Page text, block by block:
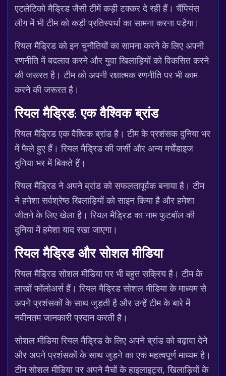
एटलेटिको मैड्रिड जैसी टीमें कड़ी टक्कर दे रही हैं। चैंपियंस
लीग में भी टीम को कड़ी प्रतिस्पर्धा का सामना करना पड़ेगा।
रियल मैड्रिड को इन चुनौतियों का सामना करने के लिए अपनी
रणनीति में बदलाव करने और युवा खिलाड़ियों को विकसित करने
की जरूरत है। टीम को अपनी रक्षात्मक रणनीति पर भी काम
करने की जरूरत है।
रियल मैड्रिड: एक वैश्विक ब्रांड
रियल मैड्रिड एक वैश्विक ब्रांड है। टीम के प्रशंसक दुनिया भर
में फैले हुए हैं। रियल मैड्रिड की जर्सी और अन्य मर्चेंडाइज
दुनिया भर में बिकते हैं।
रियल मैड्रिड ने अपने ब्रांड को सफलतापूर्वक बनाया है। टीम
ने हमेशा सर्वश्रेष्ठ खिलाड़ियों को साइन किया है और हमेशा
जीतने के लिए खेला है। रियल मैड्रिड का नाम फुटबॉल की
दुनिया में हमेशा याद रखा जाएगा।
रियल मैड्रिड और सोशल मीडिया
रियल मैड्रिड सोशल मीडिया पर भी बहुत सक्रिय है। टीम के
लाखों फॉलोअर्स हैं। रियल मैड्रिड सोशल मीडिया के माध्यम से
अपने प्रशंसकों के साथ जुड़ती है और उन्हें टीम के बारे में
नवीनतम जानकारी प्रदान करती है।
सोशल मीडिया रियल मैड्रिड के लिए अपने ब्रांड को बढ़ावा देने
और अपने प्रशंसकों के साथ जुड़ने का एक महत्वपूर्ण माध्यम है।
टीम सोशल मीडिया पर अपने मैचों के हाइलाइट्स, खिलाड़ियों के